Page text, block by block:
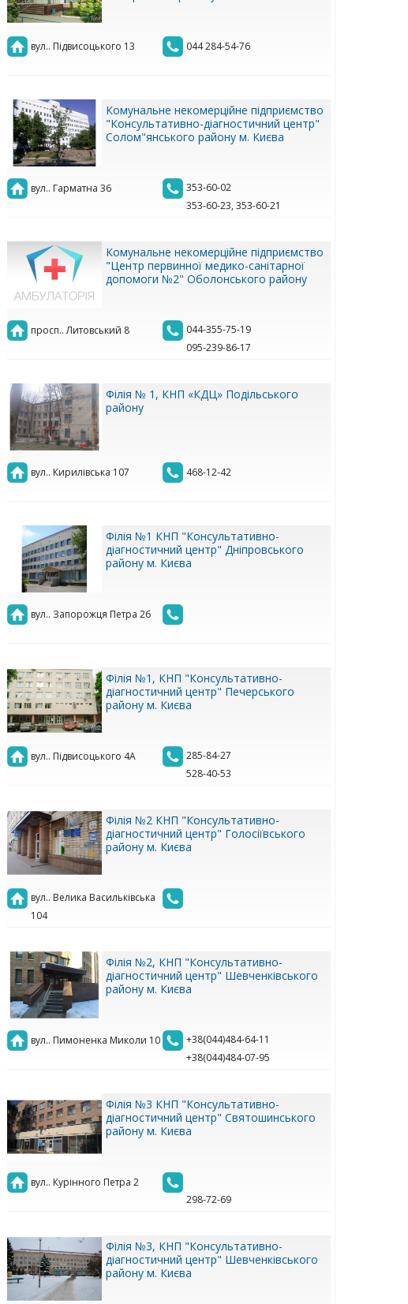
вул.. Підвисоцького 13 044 284-54-76
Комунальне некомерційне підприємство
"Консультативно-діагностичний центр"
Солом"янського району м. Києва
вул.. Гарматна 36
353-60-02
353-60-23, 353-60-21
Комунальне некомерційне підприємство
"Центр первинної медико-санітарної
допомоги №2" Оболонського району
просп.. Литовський 8
044-355-75-19
095-239-86-17
Філія № 1, КНП «КДЦ» Подільського
району
вул.. Кирилівська 107 468-12-42
Філія №1 КНП "Консультативно-
діагностичний центр" Дніпровського
району м. Києва
вул.. Запорожця Петра 26
Філія №1, КНП "Консультативно-
діагностичний центр" Печерського
району м. Києва
вул.. Підвисоцького 4А
285-84-27
528-40-53
Філія №2 КНП "Консультативно-
діагностичний центр" Голосіївського
району м. Києва
вул.. Велика Васильківська
104
Філія №2, КНП "Консультативно-
діагностичний центр" Шевченківського
району м. Києва
вул.. Пимоненка Миколи 10
+38(044)484-64-11
+38(044)484-07-95
Філія №3 КНП "Консультативно-
діагностичний центр" Святошинського
району м. Києва
вул.. Курінного Петра 2
298-72-69
Філія №3, КНП "Консультативно-
діагностичний центр" Шевченківського
району м. Києва